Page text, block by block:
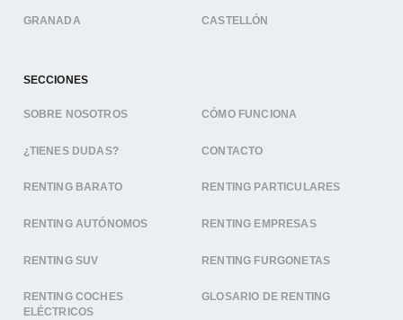
GRANADA CASTELLÓN
SECCIONES
SOBRE NOSOTROS CÓMO FUNCIONA
¿TIENES DUDAS? CONTACTO
RENTING BARATO RENTING PARTICULARES
RENTING AUTÓNOMOS RENTING EMPRESAS
RENTING SUV RENTING FURGONETAS
RENTING COCHES
ELÉCTRICOS
GLOSARIO DE RENTING